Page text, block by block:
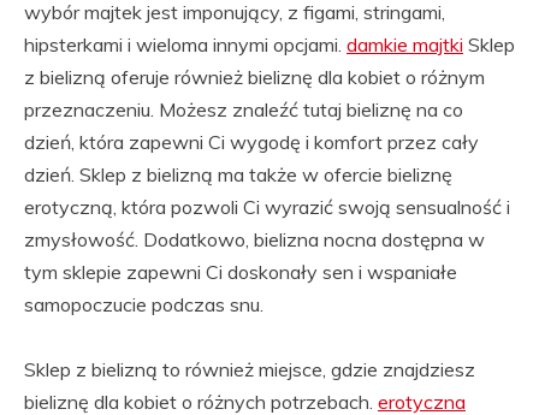
wybór majtek jest imponujący, z figami, stringami,
hipsterkami i wieloma innymi opcjami. damkie majtki Sklep
z bielizną oferuje również bieliznę dla kobiet o różnym
przeznaczeniu. Możesz znaleźć tutaj bieliznę na co
dzień, która zapewni Ci wygodę i komfort przez cały
dzień. Sklep z bielizną ma także w ofercie bieliznę
erotyczną, która pozwoli Ci wyrazić swoją sensualność i
zmysłowość. Dodatkowo, bielizna nocna dostępna w
tym sklepie zapewni Ci doskonały sen i wspaniałe
samopoczucie podczas snu.
Sklep z bielizną to również miejsce, gdzie znajdziesz
bieliznę dla kobiet o różnych potrzebach. erotyczna